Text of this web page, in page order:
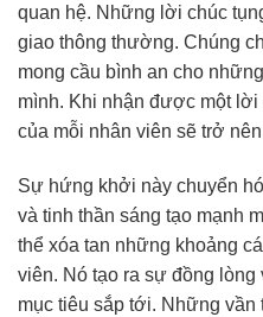
quan hệ. Những lời chúc
giao thông thường. Chúng
mong cầu bình an cho
mình. Khi nhận được một lời
của mỗi nhân viên sẽ trở
Sự hứng khởi này chuyển
và tinh thần sáng tạo mạnh
thể xóa tan những khoảng
viên. Nó tạo ra sự đồng lòng
mục tiêu sắp tới. Những